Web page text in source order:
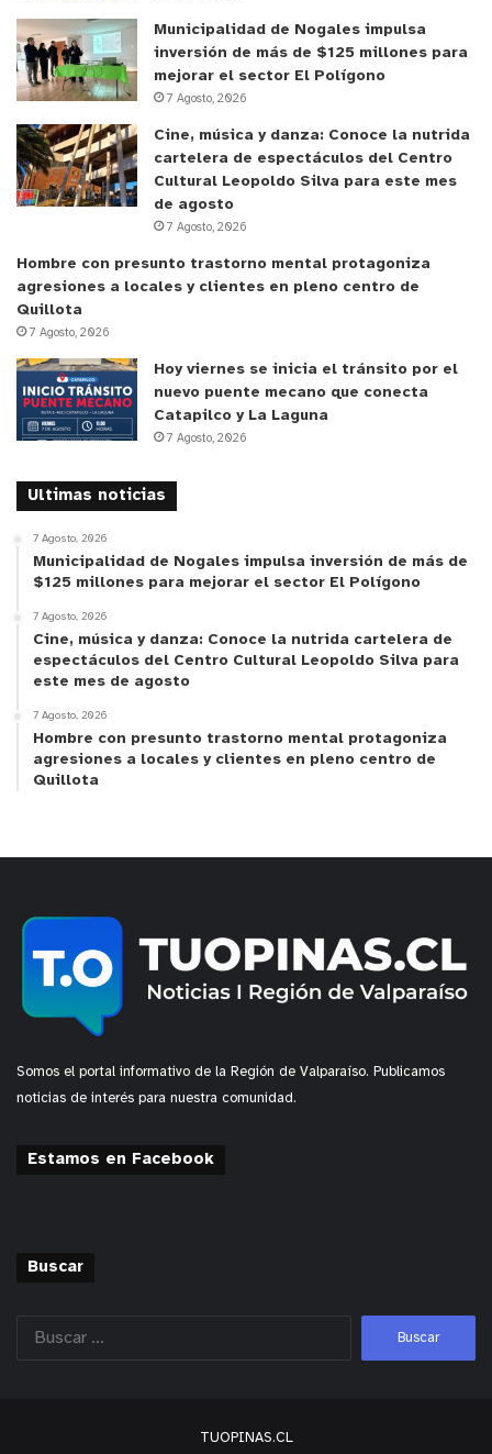
Municipalidad de Nogales impulsa
inversión de más de $125 millones para
mejorar el sector El Polígono
7 Agosto, 2026
Cine, música y danza: Conoce la nutrida
cartelera de espectáculos del Centro
Cultural Leopoldo Silva para este mes
de agosto
7 Agosto, 2026
Hombre con presunto trastorno mental protagoniza
agresiones a locales y clientes en pleno centro de
Quillota
7 Agosto, 2026
Hoy viernes se inicia el tránsito por el
nuevo puente mecano que conecta
Catapilco y La Laguna
7 Agosto, 2026
Ultimas noticias
7 Agosto, 2026
Municipalidad de Nogales impulsa inversión de más de
$125 millones para mejorar el sector El Polígono
7 Agosto, 2026
Cine, música y danza: Conoce la nutrida cartelera de
espectáculos del Centro Cultural Leopoldo Silva para
este mes de agosto
7 Agosto, 2026
Hombre con presunto trastorno mental protagoniza
agresiones a locales y clientes en pleno centro de
Quillota
Somos el portal informativo de la Región de Valparaíso. Publicamos
noticias de interés para nuestra comunidad.
Estamos en Facebook
Buscar
TUOPINAS.CL